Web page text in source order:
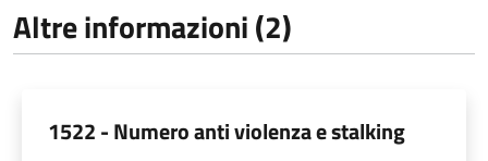
Altre informazioni (2)
1522 - Numero anti violenza e stalking